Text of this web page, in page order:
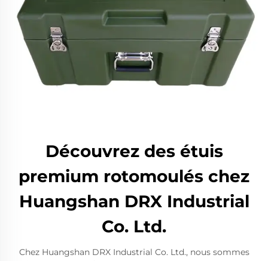
Découvrez des étuis
premium rotomoulés chez
Huangshan DRX Industrial
Co. Ltd.
Chez Huangshan DRX Industrial Co. Ltd., nous sommes